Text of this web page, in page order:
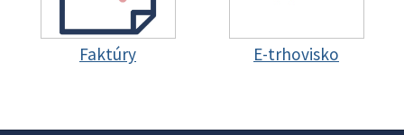
Faktúry E-trhovisko